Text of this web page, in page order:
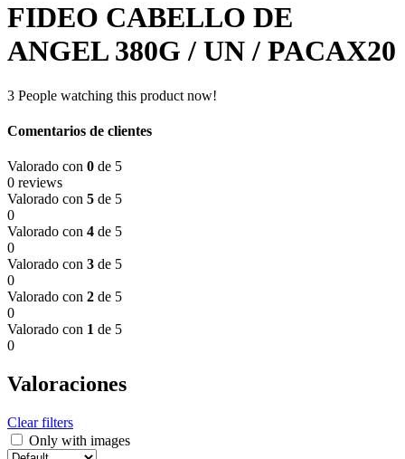
FIDEO CABELLO DE
ANGEL 380G / UN / PACAX20
3 People watching this product now!
Comentarios de clientes
Valorado con 0 de 5
0 reviews
Valorado con 5 de 5
0
Valorado con 4 de 5
0
Valorado con 3 de 5
0
Valorado con 2 de 5
0
Valorado con 1 de 5
0
Valoraciones
Clear filters
Only with images